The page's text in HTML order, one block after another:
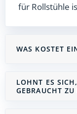
für Rollstühle
WAS KOSTET
LOHNT ES
GEBRAUCHT ZU